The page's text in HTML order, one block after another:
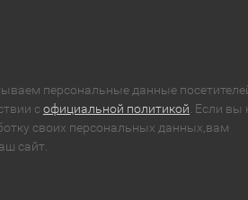
персональные данные
софициальной политикой . Если вы
своих персональных данных,вам
сайт.